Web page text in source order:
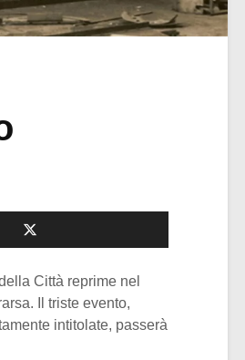
Città reprime nel
Il triste evento,
intitolate, passerà